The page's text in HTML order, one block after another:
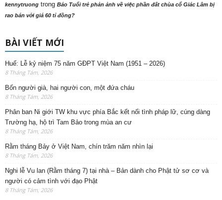
kennytruong trong Báo Tuổi trẻ phản ảnh về việc phần đất chùa cổ Giác Lâm bị
rao bán với giá 60 tỉ đồng?
BÀI VIẾT MỚI
Huế: Lễ kỷ niệm 75 năm GĐPT Việt Nam (1951 – 2026)
8 Tháng Tám, 2026
Bốn người già, hai người con, một đứa cháu
8 Tháng Tám, 2026
Phân ban Ni giới TW khu vực phía Bắc kết nối tình pháp lữ, cúng dàng
Trường hạ, hộ trì Tam Bảo trong mùa an cư
8 Tháng Tám, 2026
Rằm tháng Bảy ở Việt Nam, chín trăm năm nhìn lại
8 Tháng Tám, 2026
Nghi lễ Vu lan (Rằm tháng 7) tại nhà – Bản dành cho Phật tử sơ cơ và
người có cảm tình với đạo Phật
8 Tháng Tám, 2026